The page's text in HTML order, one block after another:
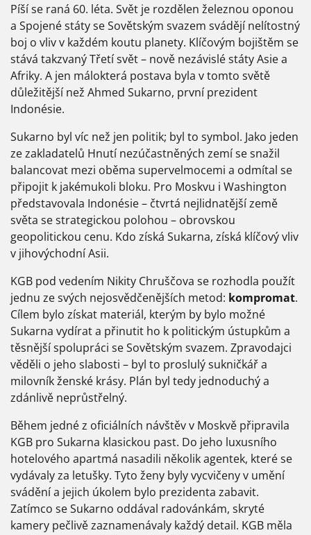
Píší se raná 60. léta. Svět je rozdělen železnou oponou
a Spojené státy se Sovětským svazem svádějí nelítostný
boj o vliv v každém koutu planety. Klíčovým bojištěm se
stává takzvaný Třetí svět – nově nezávislé státy Asie a
Afriky. A jen málokterá postava byla v tomto světě
důležitější než Ahmed Sukarno, první prezident
Indonésie.
Sukarno byl víc než jen politik; byl to symbol. Jako jeden
ze zakladatelů Hnutí nezúčastněných zemí se snažil
balancovat mezi oběma supervelmocemi a odmítal se
připojit k jakémukoli bloku. Pro Moskvu i Washington
představovala Indonésie – čtvrtá nejlidnatější země
světa se strategickou polohou – obrovskou
geopolitickou cenu. Kdo získá Sukarna, získá klíčový vliv
v jihovýchodní Asii.
KGB pod vedením Nikity Chruščova se rozhodla použít
jednu ze svých nejosvědčenějších metod: kompromat.
Cílem bylo získat materiál, kterým by bylo možné
Sukarna vydírat a přinutit ho k politickým ústupkům a
těsnější spolupráci se Sovětským svazem. Zpravodajci
věděli o jeho slabosti – byl to proslulý sukničkář a
milovník ženské krásy. Plán byl tedy jednoduchý a
zdánlivě neprůstřelný.
Během jedné z oficiálních návštěv v Moskvě připravila
KGB pro Sukarna klasickou past. Do jeho luxusního
hotelového apartmá nasadili několik agentek, které se
vydávaly za letušky. Tyto ženy byly vycvičeny v umění
svádění a jejich úkolem bylo prezidenta zabavit.
Zatímco se Sukarno oddával radovánkám, skryté
kamery pečlivě zaznamenávaly každý detail. KGB měla